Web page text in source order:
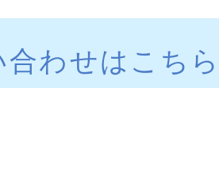
合わせはこち